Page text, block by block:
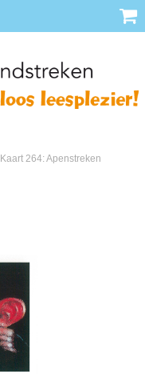
Kaart 264: Apenstreken